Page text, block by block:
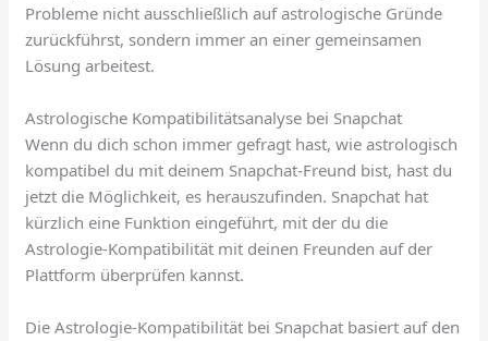
Probleme nicht ausschließlich auf astrologische Gründe
zurückführst, sondern immer an einer gemeinsamen
Lösung arbeitest.
Astrologische Kompatibilitätsanalyse bei Snapchat
Wenn du dich schon immer gefragt hast, wie astrologisch
kompatibel du mit deinem Snapchat-Freund bist, hast du
jetzt die Möglichkeit, es herauszufinden. Snapchat hat
kürzlich eine Funktion eingeführt, mit der du die
Astrologie-Kompatibilität mit deinen Freunden auf der
Plattform überprüfen kannst.
Die Astrologie-Kompatibilität bei Snapchat basiert auf den